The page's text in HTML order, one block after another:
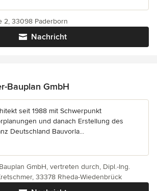
Nachricht
2, 33098 Paderborn
Bauplan GmbH
seit 1988 mit Schwerpunkt
und danach Erstellung des
Deutschland Bauvorla...
GmbH, vertreten durch, Dipl.-Ing.
33378 Rheda-Wiedenbrück